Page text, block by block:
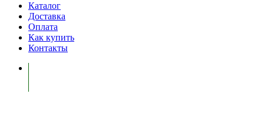
Каталог
Доставка
Оплата
Как купить
Контакты